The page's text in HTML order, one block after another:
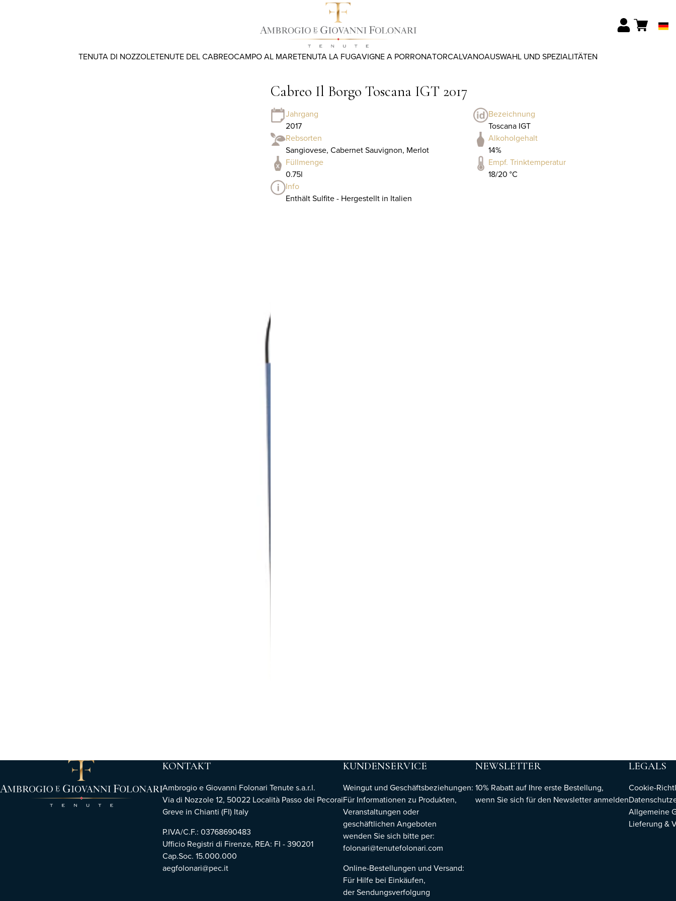
TENUTA DI NOZZOLETENUTE DEL CABREOCAMPO AL MARETENUTA LA FUGAVIGNE A PORRONATORCALVANOAUSWAHL UND SPEZIALITÄTEN
Cabreo Il Borgo Toscana IGT 2017
Jahrgang
2017
Bezeichnung
Toscana IGT
Rebsorten
Sangiovese, Cabernet Sauvignon, Merlot
Alkoholgehalt
14%
Füllmenge
0.75l
Empf. Trinktemperatur
18/20 °C
Info
Enthält Sulfite - Hergestellt in Italien
KONTAKT
Ambrogio e Giovanni Folonari Tenute s.a.r.l.
Via di Nozzole 12, 50022 Località Passo dei Pecorai
Greve in Chianti (FI) Italy
P.IVA/C.F.: 03768690483
Ufficio Registri di Firenze, REA: FI - 390201
Cap.Soc. 15.000.000
aegfolonari@pec.it
KUNDENSERVICE
Weingut und Geschäftsbeziehungen:
Für Informationen zu Produkten,
Veranstaltungen oder
geschäftlichen Angeboten
wenden Sie sich bitte per:
folonari@tenutefolonari.com
Online-Bestellungen und Versand:
Für Hilfe bei Einkäufen,
der Sendungsverfolgung
NEWSLETTER
10% Rabatt auf Ihre erste Bestellung,
wenn Sie sich für den Newsletteranmelden
LEGALS
Cookie-
Allgemeine
Lieferung &